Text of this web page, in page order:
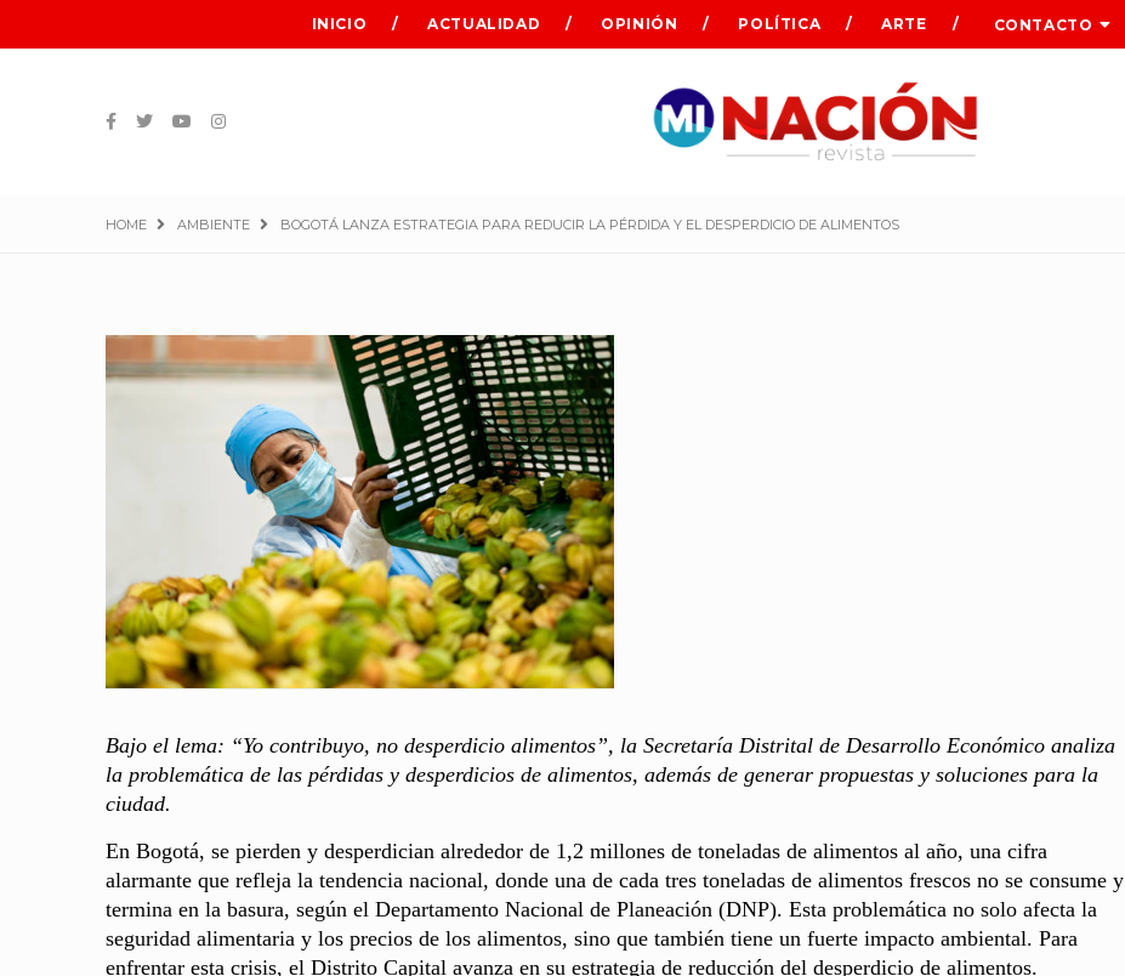
INICIO ACTUALIDAD OPINIÓN POLÍTICA ARTE CONTACTO
HOME AMBIENTE BOGOTÁ LANZA ESTRATEGIA PARA REDUCIR LA PÉRDIDA Y EL DESPERDICIO DE ALIMENTOS
Bajo el lema: “Yo contribuyo, no desperdicio alimentos”, la Secretaría Distrital de Desarrollo Económico analiza
la problemática de las pérdidas y desperdicios de alimentos, además de generar propuestas y soluciones para la
ciudad.
En Bogotá, se pierden y desperdician alrededor de 1,2 millones de toneladas de alimentos al año, una cifra
alarmante que refleja la tendencia nacional, donde una de cada tres toneladas de alimentos frescos no se consume y
termina en la basura, según el Departamento Nacional de Planeación (DNP). Esta problemática no solo afecta la
seguridad alimentaria y los precios de los alimentos, sino que también tiene un fuerte impacto ambiental. Para
enfrentar esta crisis, el Distrito Capital avanza en su estrategia de reducción del desperdicio de alimentos.